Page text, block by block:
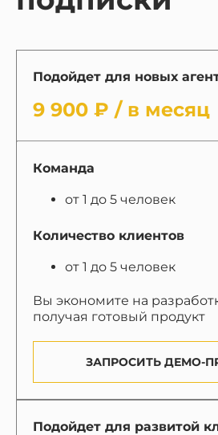
Подойдет для новых
9 900 ₽ / в месяц
Команда
от 1 до 5 человек
Количество клиентов
от 1 до 5 человек
Вы экономите на
получая готовый продукт
ЗАПРОСИТЬ ДЕМО-
Подойдет для развитой